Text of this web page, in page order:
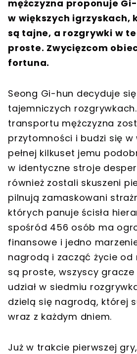
mężczyzna proponuje
w większych igrzyskach,
są tajne, a rozgrywki w
proste. Zwycięzcom
fortuna.
Seong Gi-hun decyduje
tajemniczych
transportu mężczyzna
przytomności i budzi się w
pełnej kilkuset jemu
w identyczne stroje
również zostali skuszeni
pilnują zamaskowani
których panuje ścisła
spośród 456 osób ma
finansowe i jedno
nagrodą i zacząć życie od
są proste, wszyscy
udział w siedmiu
dzielą się nagrodą, której
wraz z każdym dniem.
Już w trakcie pierwszej